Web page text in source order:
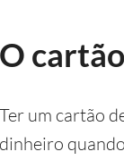
O
Ter um cartão
dinheiro